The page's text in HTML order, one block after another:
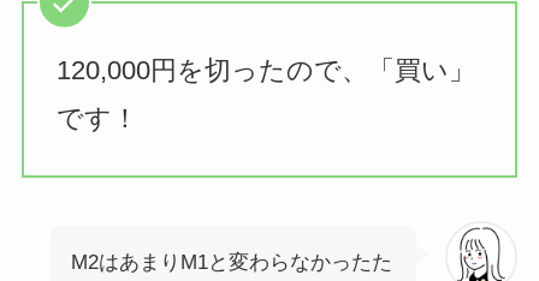
120,000円を切ったので、「買い」
です！
M2はあまりM1と変わらなかったた